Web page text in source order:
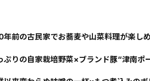
前の古民家でお蕎麦や山菜料理が楽しめ
りの自家栽培野菜×ブランド豚“津南ポ